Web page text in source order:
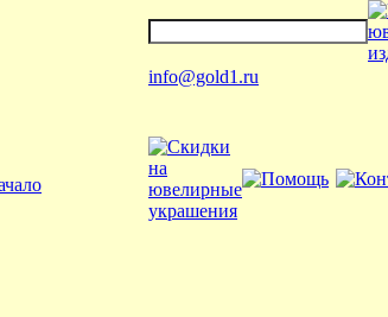
info@gold1.ru